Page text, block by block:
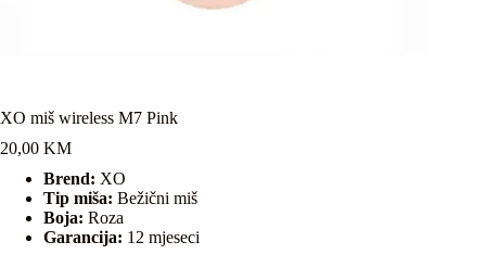
XO miš wireless M7 Pink
20,00 KM
Brend: XO
Tip miša: Bežični miš
Boja: Roza
Garancija: 12 mjeseci